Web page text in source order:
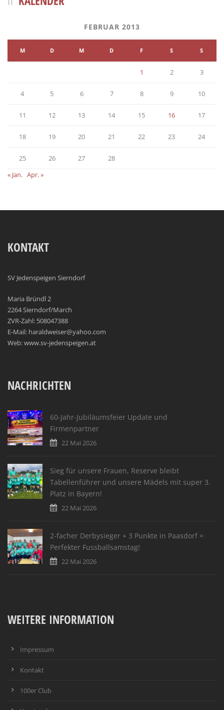
FEBRUAR 2013
M D M D F S S
1 2 3
4 5 6 7 8 9 10
11 12 13 14 15 16 17
18 19 20 21 22 23 24
25 26 27
28
« Jan. Apr. »
KONTAKT
SV Jedenspeigen Sierndorf
Maria Bründl 2
2264 Sierndorf/March
ZVR-Zahl: 508047388
E-Mail: haraldweiser@yahoo.com
Web: www.sv-jedenspeigen.at
NACHRICHTEN
60-Jahr-Jubiläumsfeier Update und
Firmenpartner
22 Mai 2026
Sieg für unsere Frauen, Reserve bleibt
Tabellenführer und unsere Mädels mit super 3.
Platz in Bayern!
22 Mai 2026
2-facher Derbysieger + 3 Punkte in Paasdorf =
Perfekter Fussballsamstag!
22 Mai 2026
WEITERE INFORMATION
Impressum
Kontakt
100er Club